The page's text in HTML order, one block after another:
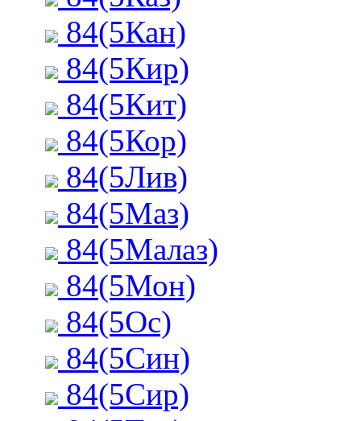
84(5Кан)
84(5Кир)
84(5Кит)
84(5Кор)
84(5Лив)
84(5Маз)
84(5Малаз)
84(5Мон)
84(5Ос)
84(5Син)
84(5Сир)